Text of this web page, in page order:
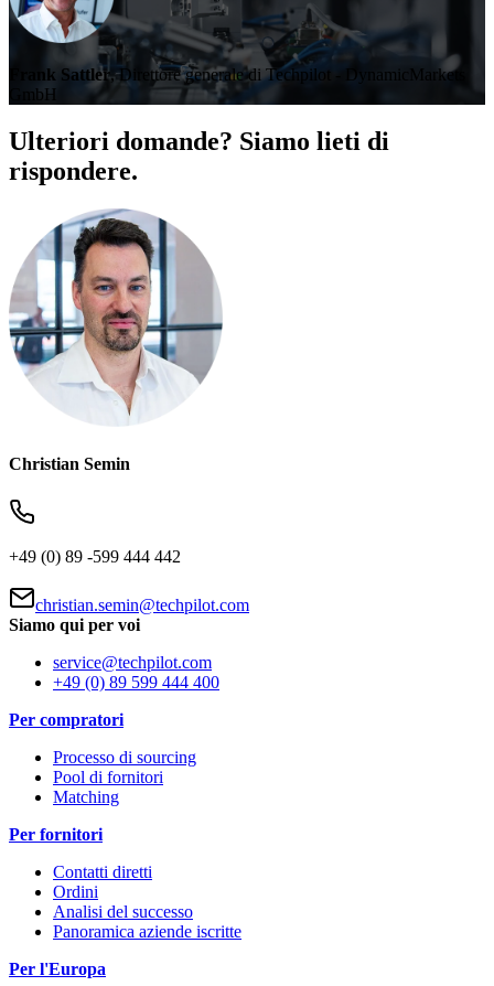
Frank Sattler, Direttore generale di Techpilot - DynamicMarkets
GmbH
Ulteriori domande? Siamo lieti di
rispondere.
Christian Semin
+49 (0) 89 -599 444 442
christian.semin@techpilot.com
Siamo qui per voi
service@techpilot.com
+49 (0) 89 599 444 400
Per compratori
Processo di sourcing
Pool di fornitori
Matching
Per fornitori
Contatti diretti
Ordini
Analisi del successo
Panoramica aziende iscritte
Per l'Europa